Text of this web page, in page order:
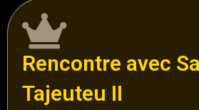
Rencontre avec
Tajeuteu II